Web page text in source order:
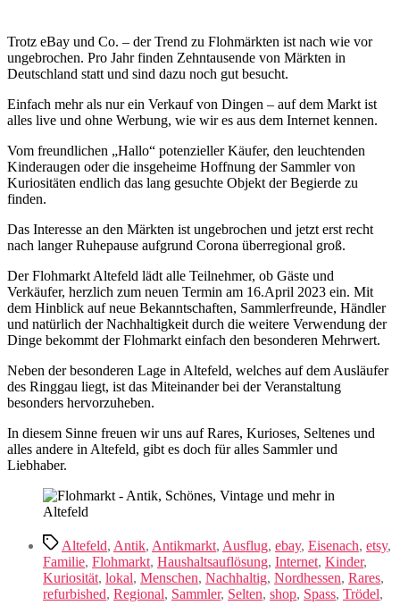
Trotz eBay und Co. – der Trend zu Flohmärkten ist nach wie vor
ungebrochen. Pro Jahr finden Zehntausende von Märkten in
Deutschland statt und sind dazu noch gut besucht.
Einfach mehr als nur ein Verkauf von Dingen – auf dem Markt ist
alles live und ohne Werbung, wie wir es aus dem Internet kennen.
Vom freundlichen „Hallo“ potenzieller Käufer, den leuchtenden
Kinderaugen oder die insgeheime Hoffnung der Sammler von
Kuriositäten endlich das lang gesuchte Objekt der Begierde zu
finden.
Das Interesse an den Märkten ist ungebrochen und jetzt erst recht
nach langer Ruhepause aufgrund Corona überregional groß.
Der Flohmarkt Altefeld lädt alle Teilnehmer, ob Gäste und
Verkäufer, herzlich zum neuen Termin am 16.April 2023 ein. Mit
dem Hinblick auf neue Bekanntschaften, Sammlerfreunde, Händler
und natürlich der Nachhaltigkeit durch die weitere Verwendung der
Dinge bekommt der Flohmarkt einfach den besonderen Mehrwert.
Neben der besonderen Lage in Altefeld, welches auf dem Ausläufer
des Ringgau liegt, ist das Miteinander bei der Veranstaltung
besonders hervorzuheben.
In diesem Sinne freuen wir uns auf Rares, Kurioses, Seltenes und
alles andere in Altefeld, gibt es doch für alles Sammler und
Liebhaber.
Schlagwörter
Altefeld, Antik, Antikmarkt, Ausflug, ebay, Eisenach, etsy,
Familie, Flohmarkt, Haushaltsauflösung, Internet, Kinder,
Kuriosität, lokal, Menschen, Nachhaltig, Nordhessen, Rares,
refurbished, Regional, Sammler, Selten, shop, Spass, Trödel,